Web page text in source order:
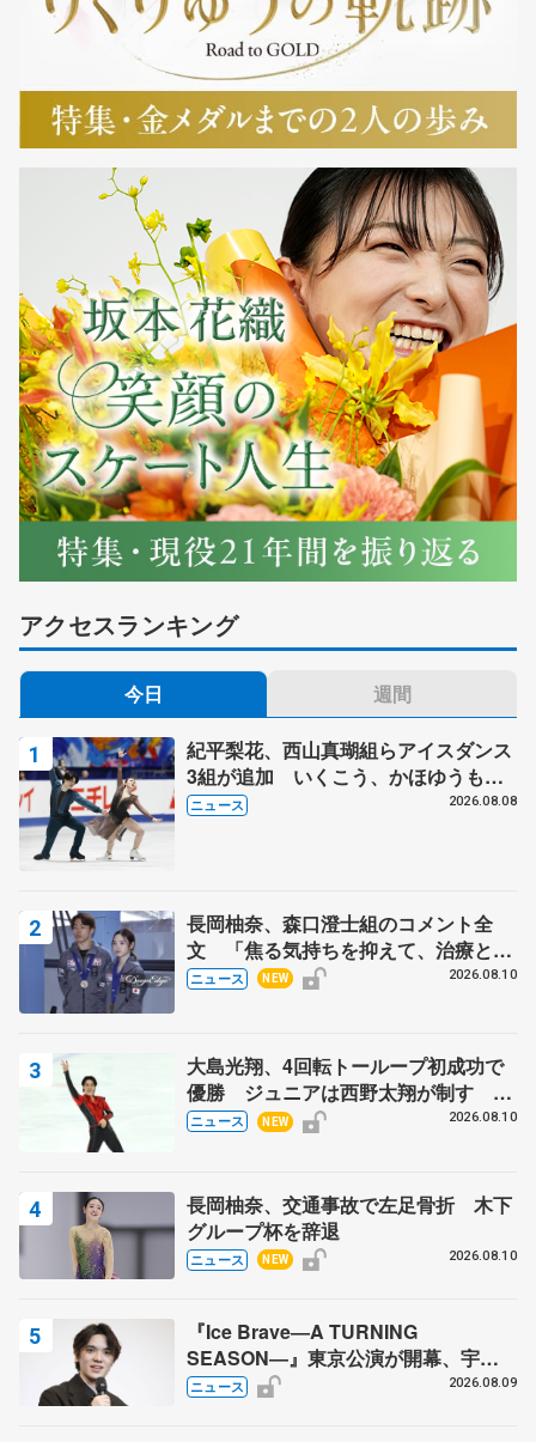
アクセスランキング
今日 週間
紀平梨花、西山真瑚組らアイスダンス
3組が追加 いくこう、かほゆうも、
木下グループ杯
ニュース 2026.08.08
長岡柚奈、森口澄士組のコメント全
文 「焦る気持ちを抑えて、治療とリ
ハビリに専念」、木下グループ杯辞退
ニュース NEW 2026.08.10
大島光翔、4回転トーループ初成功で
優勝 ジュニアは西野太翔が制す 関
東サマートロフィー最終日
ニュース NEW 2026.08.10
長岡柚奈、交通事故で左足骨折 木下
グループ杯を辞退
ニュース NEW 2026.08.10
『Ice Brave―A TURNING
SEASON―』東京公演が開幕、宇野
昌磨の『Ice Brave』にかける思いを
ニュース 2026.08.09